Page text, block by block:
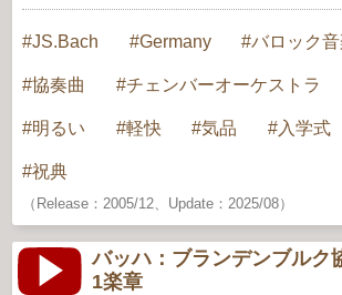
JS.Bach Germany バロック音
協奏曲 チェンバーオーケストラ
明るい 軽快 気品 入学式
祝典
（Release：2005/12、Update：2025/08）
バッハ：ブランデンブルク
1楽章